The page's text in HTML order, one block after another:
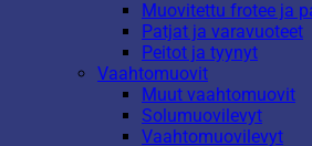
Muovitettu frotee ja
Patjat ja varavuoteet
Peitot ja tyynyt
Vaahtomuovit
Muut vaahtomuovit
Solumuovilevyt
Vaahtomuovilevyt